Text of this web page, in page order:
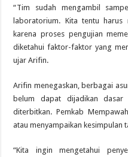
“Tim sudah mengambil
laboratorium. Kita tentu harus
karena proses pengujian
diketahui faktor-faktor yang
ujar Arifin.
Arifin menegaskan, berbagai
belum dapat dijadikan dasar
diterbitkan. Pemkab
atau menyampaikan kesimpulan
“Kita ingin mengetahui